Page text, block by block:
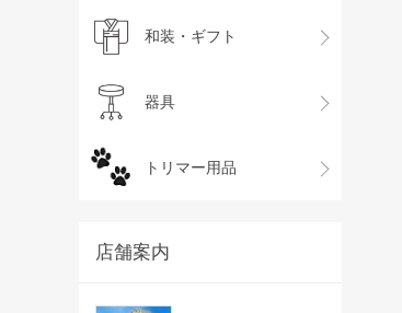
和装・ギフト
器具
トリマー用品
店舗案内